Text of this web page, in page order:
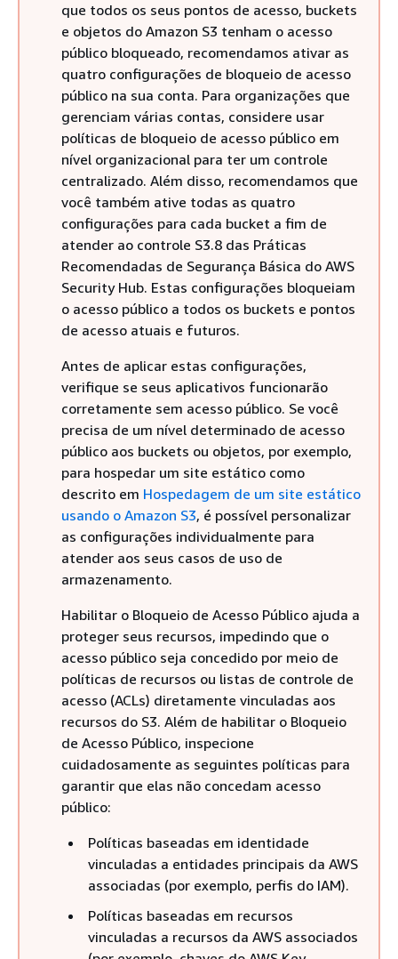
que todos os seus pontos de acesso, buckets
e objetos do Amazon S3 tenham o acesso
público bloqueado, recomendamos ativar as
quatro configurações de bloqueio de acesso
público na sua conta. Para organizações que
gerenciam várias contas, considere usar
políticas de bloqueio de acesso público em
nível organizacional para ter um controle
centralizado. Além disso, recomendamos que
você também ative todas as quatro
configurações para cada bucket a fim de
atender ao controle S3.8 das Práticas
Recomendadas de Segurança Básica do AWS
Security Hub. Estas configurações bloqueiam
o acesso público a todos os buckets e pontos
de acesso atuais e futuros.
Antes de aplicar estas configurações,
verifique se seus aplicativos funcionarão
corretamente sem acesso público. Se você
precisa de um nível determinado de acesso
público aos buckets ou objetos, por exemplo,
para hospedar um site estático como
descrito em Hospedagem de um site estático
usando o Amazon S3, é possível personalizar
as configurações individualmente para
atender aos seus casos de uso de
armazenamento.
Habilitar o Bloqueio de Acesso Público ajuda a
proteger seus recursos, impedindo que o
acesso público seja concedido por meio de
políticas de recursos ou listas de controle de
acesso (ACLs) diretamente vinculadas aos
recursos do S3. Além de habilitar o Bloqueio
de Acesso Público, inspecione
cuidadosamente as seguintes políticas para
garantir que elas não concedam acesso
público:
Políticas baseadas em identidade
vinculadas a entidades principais da AWS
associadas (por exemplo, perfis do IAM).
Políticas baseadas em recursos
vinculadas a recursos da AWS associados